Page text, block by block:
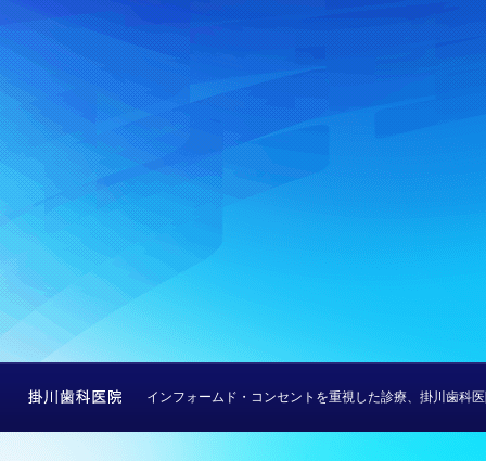
インフォームド・コンセントを重視した診療、掛川歯科